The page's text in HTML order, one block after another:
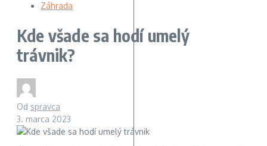
Záhrada
Kde všade sa hodí umelý
trávnik?
Od spravca
3. marca 2023